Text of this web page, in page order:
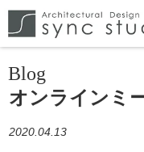
Blog
オンラインミ
2020.04.13